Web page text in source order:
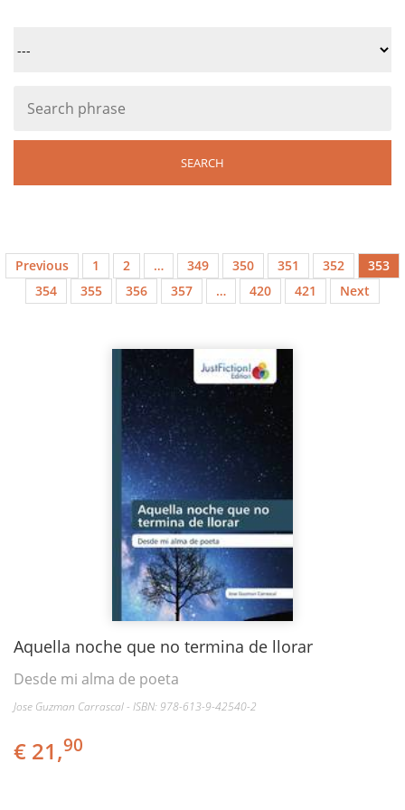
Previous 1 2 … 349 350 351 352
353
354
355 356 357 … 420 421 Next
Aquella noche que no termina de llorar
Desde mi alma de poeta
Jose Guzman Carrascal - ISBN: 978-613-9-42540-2
€ 21,90